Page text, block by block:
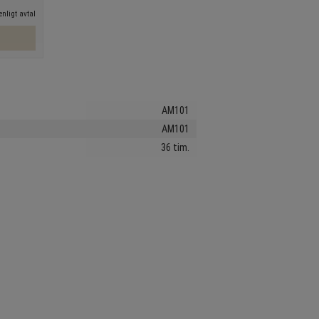
enligt avtal
AM101
AM101
36 tim.